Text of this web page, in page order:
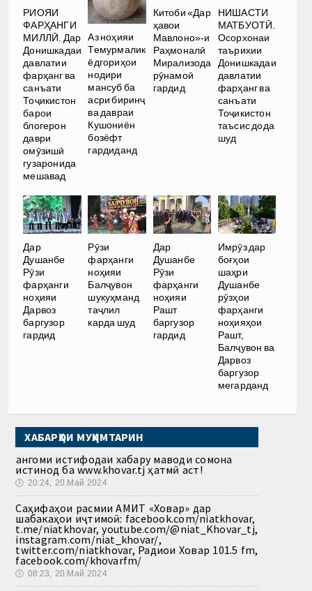
РИОЯИ
ФАРҲАНГИ
МИЛЛӢ. Дар
Донишкадаи
давлатии
фарҳанг ва
санъати
Тоҷикистон
барои
блогерон
даври
омӯзишӣ
гузаронида
мешавад
Аз ноҳияи
Темурмалик
ёдгориҳои
нодири
мансуб ба
асри биринҷ
ва давраи
Кушониён
бозёфт
гардиданд
Китоби «Дар
ҳавои
Мавлоно»-и
Раҳмоналӣ
Мирализода
рӯнамоӣ
гардид
НИШАСТИ
МАТБУОТӢ.
Осорхонаи
таърихии
Донишкадаи
давлатии
фарҳанг ва
санъати
Тоҷикистон
таъсис дода
шуд
Дар
Душанбе
Рӯзи
фарҳанги
ноҳияи
Дарвоз
баргузор
гардид
Рӯзи
фарҳанги
ноҳияи
Балҷувон
шукуҳманд
таҷлил
карда шуд
Дар
Душанбе
Рӯзи
фарҳанги
ноҳияи
Рашт
баргузор
гардид
Имрӯз дар
боғҳои
шаҳри
Душанбе
рӯзҳои
фарҳанги
ноҳияҳои
Рашт,
Балҷувон ва
Дарвоз
баргузор
мегарданд
ХАБАРҲОИ МУҲИМТАРИН
Ҳангоми истифодаи хабару маводи сомона
истинод ба www.khovar.tj ҳатмӣ аст!
🕔 20:24, 20.Май 2024
Саҳифаҳои расмии АМИТ «Ховар» дар
шабакаҳои иҷтимоӣ: facebook.com/niatkhovar,
t.me/niatkhovar, youtube.com/@niat_Khovar_tj,
instagram.com/niat_khovar/,
twitter.com/niatkhovar, Радиои Ховар 101.5 fm,
facebook.com/khovarfm/
🕔 08:23, 20.Май 2024